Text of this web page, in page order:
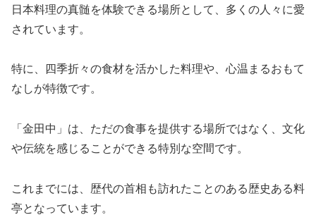
日本料理の真髄を体験できる場所として、多くの人々に愛
されています。
特に、四季折々の食材を活かした料理や、心温まるおもて
なしが特徴です。
「金田中」は、ただの食事を提供する場所ではなく、文化
や伝統を感じることができる特別な空間です。
これまでには、歴代の首相も訪れたことのある歴史ある料
亭となっています。